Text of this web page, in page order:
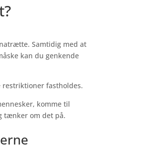
Samtidig med at
kan du genkende
fastholdes.
komme til
tænker om det på.